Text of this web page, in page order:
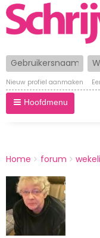
Gebruikersnaam
Nieuw profiel aanmaken
Hoofdmenu
BREADCRUMBS
You
here:
Home forum